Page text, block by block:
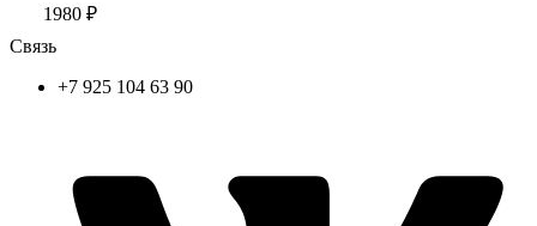
1980 ₽
Связь
+7 925 104 63 90